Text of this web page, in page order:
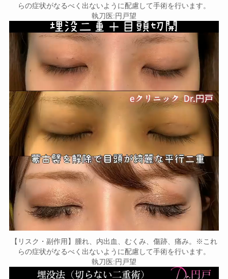
らの症状がなるべく出ないように配慮して手術を行います。
執刀医:円戸望
【リスク・副作用】腫れ、内出血、むくみ、傷跡、痛み。※これ
らの症状がなるべく出ないように配慮して手術を行います。
執刀医:円戸望